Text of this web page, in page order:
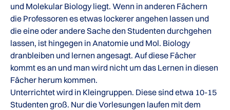
und Molekular Biology liegt. Wenn in anderen Fächern
die Professoren es etwas lockerer angehen lassen und
die eine oder andere Sache den Studenten durchgehen
lassen, ist hingegen in Anatomie und Mol. Biology
dranbleiben und lernen angesagt. Auf diese Fächer
kommt es an und man wird nicht um das Lernen in diesen
Fächer herum kommen.
Unterrichtet wird in Kleingruppen. Diese sind etwa 10-15
Studenten groß. Nur die Vorlesungen laufen mit dem